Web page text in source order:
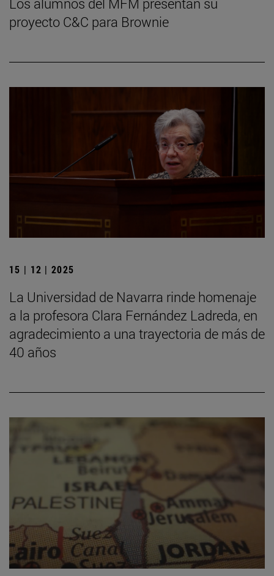
proyecto C&C para Brownie
15 | 12 | 2025
La Universidad de Navarra rinde homenaje
a la profesora Clara Fernández Ladreda, en
agradecimiento a una trayectoria de más de
40 años